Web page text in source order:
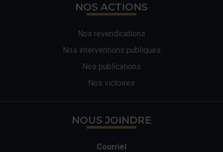
NOS ACTIONS
Nos revendications
Nos interventions publiques
Nos publications
Nos victoires
NOUS JOINDRE
Courriel